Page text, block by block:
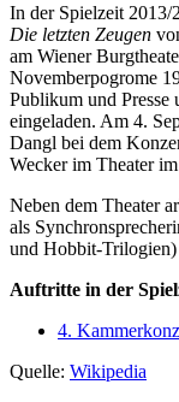
In der Spielzeit 2013/
Die letzten Zeugen
am Wiener
Novemberpogrome
Publikum und
eingeladen. Am 4.
Dangl bei dem
Wecker im Theater
Neben dem Theater
als
und Hobbit-Trilogien)
Auftritte in der
4.
Quelle: Wikipedia